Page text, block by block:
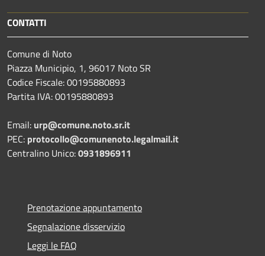
CONTATTI
Comune di Noto
Piazza Municipio, 1, 96017 Noto SR
Codice Fiscale: 00195880893
Partita IVA: 00195880893
Email: urp@comune.noto.sr.it
PEC: protocollo@comunenoto.legalmail.it
Centralino Unico:0931896911
Prenotazione appuntamento
Segnalazione disservizio
Leggi le FAQ